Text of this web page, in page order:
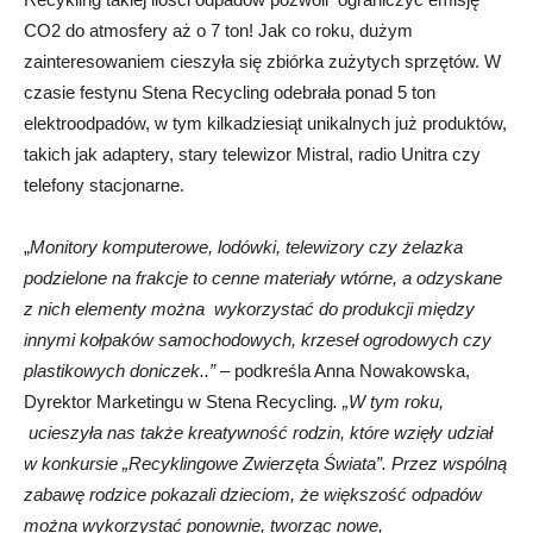
CO2 do atmosfery aż o 7 ton! Jak co roku, dużym
zainteresowaniem cieszyła się zbiórka zużytych sprzętów. W
czasie festynu Stena Recycling odebrała ponad 5 ton
elektroodpadów, w tym kilkadziesiąt unikalnych już produktów,
takich jak adaptery, stary telewizor Mistral, radio Unitra czy
telefony stacjonarne.
„Monitory komputerowe, lodówki, telewizory czy żelazka
podzielone na frakcje to cenne materiały wtórne, a odzyskane
z nich elementy można wykorzystać do produkcji między
innymi kołpaków samochodowych, krzeseł ogrodowych czy
plastikowych doniczek..”– podkreśla Anna Nowakowska,
Dyrektor Marketingu w Stena Recycling. „W tym roku,
ucieszyła nas także kreatywność rodzin, które wzięły udział
w konkursie „Recyklingowe Zwierzęta Świata”. Przez wspólną
zabawę rodzice pokazali dzieciom, że większość odpadów
można wykorzystać ponownie, tworząc nowe,